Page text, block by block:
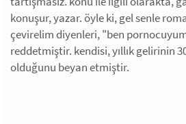
konuşur, yazar. öyle ki, gel senle
çevirelim diyenleri, "ben
reddetmiştir. kendisi, yıllık gelirinin
olduğunu beyan etmiştir.